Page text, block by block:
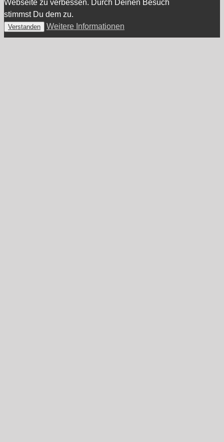
Webseite zu verbessen. Durch Deinen Besuch
stimmst Du dem zu.
Verstanden Weitere Informationen